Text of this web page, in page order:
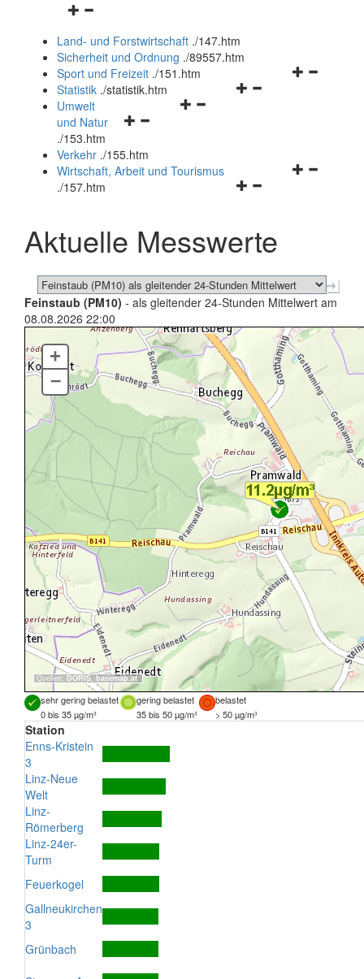
Navigationsmenü
und
schließen
Land- und Forstwirtschaft ./147.htm
Sicherheit und Ordnung ./89557.htm
Navigationsmenü
Sport und Freizeit ./151.htm
Navigationsmenü
Statistik ./statistik.htm
Navigationsmenü
und
schließen
Umwelt
und Natur
./153.htm
Verkehr ./155.htm
Navigationsmenü
schließen
Wirtschaft, Arbeit und Tourismus
./157.htm
Aktuelle Messwerte
Feinstaub (PM10) - als gleitender 24-Stunden Mittelwert am
08.08.2026 22:00
Quellen: DORIS, basemap.at
+
–
sehr gering belastet gering belastet
belastet
0 bis 35 µg/m³
35 bis 50 µg/m³ > 50 µg/m³
Station
Enns-Kristein
3
Linz-Neue
Welt
Linz-
Römerberg
Linz-24er-
Turm
Feuerkogel
Gallneukirchen
3
Grünbach